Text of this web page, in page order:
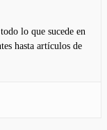
lo que sucede en
hasta artículos de